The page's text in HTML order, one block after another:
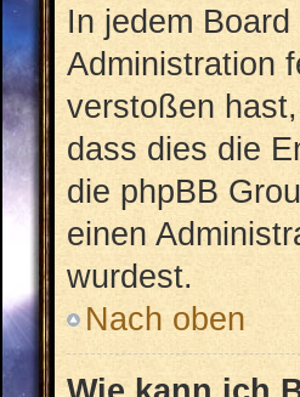
In jedem
Administration
verstoßen
dass dies die
die phpBB
einen
wurdest.
Nach oben